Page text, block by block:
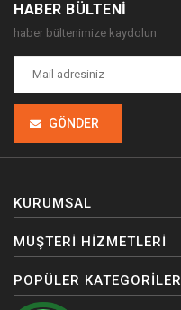
HABER BÜLTENI
haber bültenimize kaydolun
GÖNDER
KURUMSAL
MÜŞTERI HIZMETLERI
POPÜLER KATEGORILER